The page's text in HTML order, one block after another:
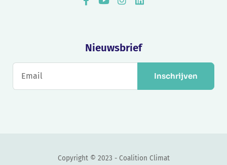
Nieuwsbrief
Inschrijven
Copyright © 2023 - Coalition Climat